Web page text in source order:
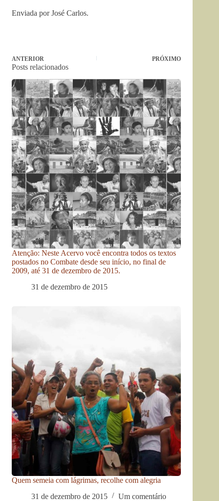
Enviada por José Carlos.
ANTERIOR PRÓXIMO
Posts relacionados
Atenção: Neste Acervo você encontra todos os textos
postados no Combate desde seu início, no final de
2009, até 31 de dezembro de 2015.
31 de dezembro de 2015
Quem semeia com lágrimas, recolhe com alegria
31 de dezembro de 2015
Um comentário